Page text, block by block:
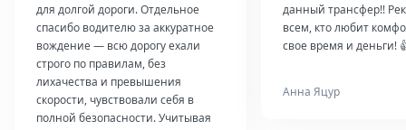
для долгой дороги. Отдельное
спасибо водителю за аккуратное
вождение — всю дорогу ехали
строго по правилам, без
лихачества и превышения
скорости, чувствовали себя в
полной безопасности. Учитывая
данный трансфер!!
всем, кто любит
свое время и деньги!
Анна Яцур